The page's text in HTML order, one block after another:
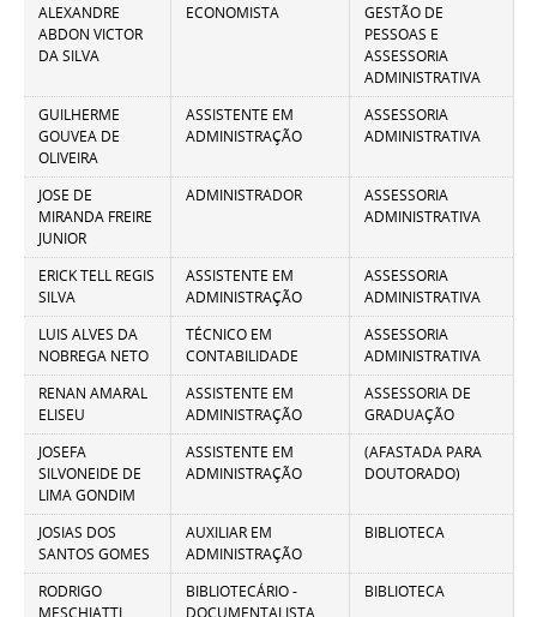
ALEXANDRE
ABDON VICTOR
DA SILVA
ECONOMISTA
GESTÃO DE
PESSOAS E
ASSESSORIA
ADMINISTRATIVA
GUILHERME
GOUVEA DE
OLIVEIRA
ASSISTENTE EM
ADMINISTRAÇÃO
ASSESSORIA
ADMINISTRATIVA
JOSE DE
MIRANDA FREIRE
JUNIOR
ADMINISTRADOR
ASSESSORIA
ADMINISTRATIVA
ERICK TELL REGIS
SILVA
ASSISTENTE EM
ADMINISTRAÇÃO
ASSESSORIA
ADMINISTRATIVA
LUIS ALVES DA
NOBREGA NETO
TÉCNICO EM
CONTABILIDADE
ASSESSORIA
ADMINISTRATIVA
RENAN AMARAL
ELISEU
ASSISTENTE EM
ADMINISTRAÇÃO
ASSESSORIA DE
GRADUAÇÃO
JOSEFA
SILVONEIDE DE
LIMA GONDIM
ASSISTENTE EM
ADMINISTRAÇÃO
(AFASTADA PARA
DOUTORADO)
JOSIAS DOS
SANTOS GOMES
AUXILIAR EM
ADMINISTRAÇÃO
BIBLIOTECA
RODRIGO
MESCHIATTI
BIBLIOTECÁRIO -
DOCUMENTALISTA
BIBLIOTECA